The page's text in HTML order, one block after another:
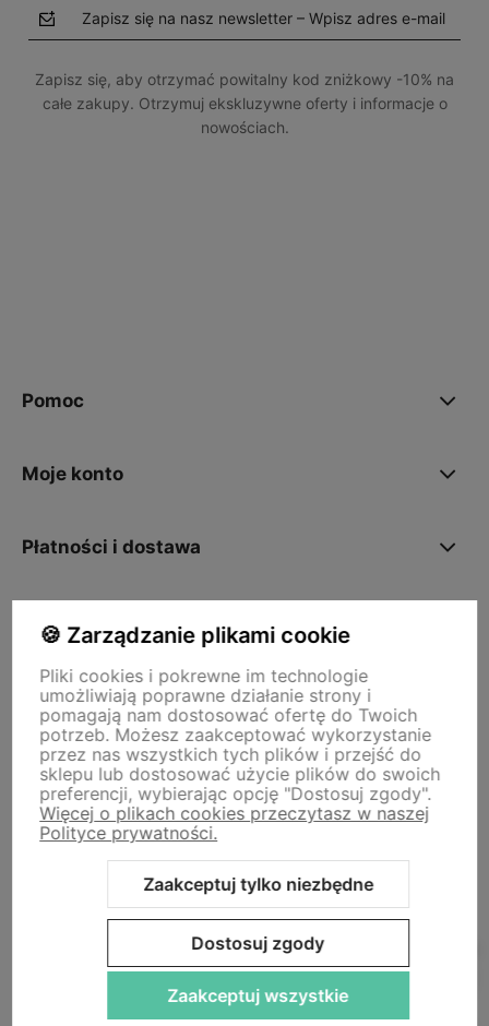
Zapisz się, aby otrzymać powitalny kod zniżkowy -10% na
całe zakupy. Otrzymuj ekskluzywne oferty i informacje o
nowościach.
Zapisz się na nasz newsletter – Wpisz adres e-mail
Pomoc
Moje konto
Płatności i dostawa
Storm - sklep plastyczny
Adres sklepu internetowego:ul. Kazimierza Wielkiego 29a, 50-077
WrocławSiedziba firmy:ul. Jana Uphagena 19, 80-237 Gdańsk NIP:
5840152571
zamowienia@stormplastyczny.pl| Tel.:781350938
Sklep internetowy Shoper Premium
Szablon Shoper Modern 3.0™
od GrowCommerce
🍪 Zarządzanie plikami cookie
Pliki cookies i pokrewne im technologie
umożliwiają poprawne działanie strony i
pomagają nam dostosować ofertę do Twoich
potrzeb. Możesz zaakceptować wykorzystanie
przez nas wszystkich tych plików i przejść do
sklepu lub dostosować użycie plików do swoich
preferencji, wybierając opcję "Dostosuj zgody".
Więcej o plikach cookies przeczytasz w naszej
Polityce prywatności.
Zaakceptuj tylko niezbędne
Dostosuj zgody
Zaakceptuj wszystkie